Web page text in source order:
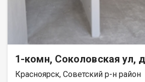
1-комн, Соколовская ул,
Красноярск, Советский р-н район